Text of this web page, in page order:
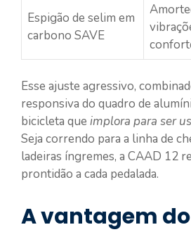
Espigão de selim em
carbono SAVE
Esse ajuste agressivo,
responsiva do quadro de
bicicleta que implora para ser
Seja correndo para a linha de
ladeiras íngremes, a CAAD 12
prontidão a cada pedalada.
A vantagem do